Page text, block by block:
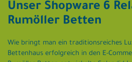
Unser Shopware 6
Rumöller Betten
Wie bringt man ein traditionsreiches
Bettenhaus erfolgreich in den E-